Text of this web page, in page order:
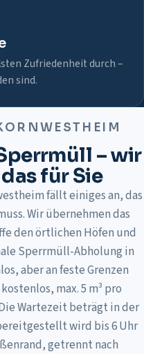
Zufriedenheit durch –
sind.
– wir
für Sie
fällt einiges an, das
Wir übernehmen das
den örtlichen Höfen und
Sperrmüll-Abholung in
aber an feste Grenzen
max. 5 m³ pro
Wartezeit beträgt in der
wird bis 6 Uhr
getrennt nach